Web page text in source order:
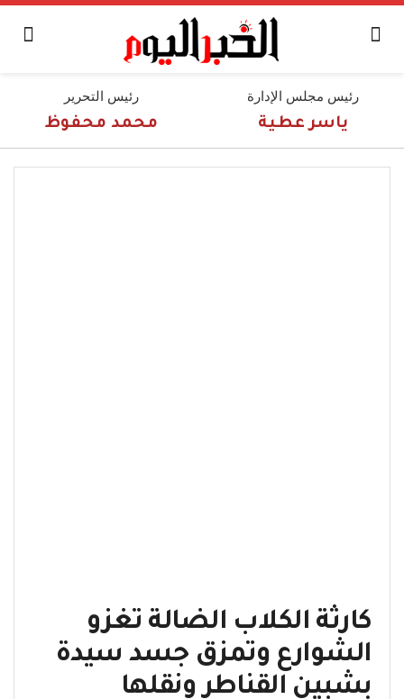
رئيس مجلس الإدارة
ياسر عطية
رئيس التحرير
محمد محفوظ
كارثة الكلاب الضالة تغزو
الشوارع وتمزق جسد سيدة
بشبين القناطر ونقلها